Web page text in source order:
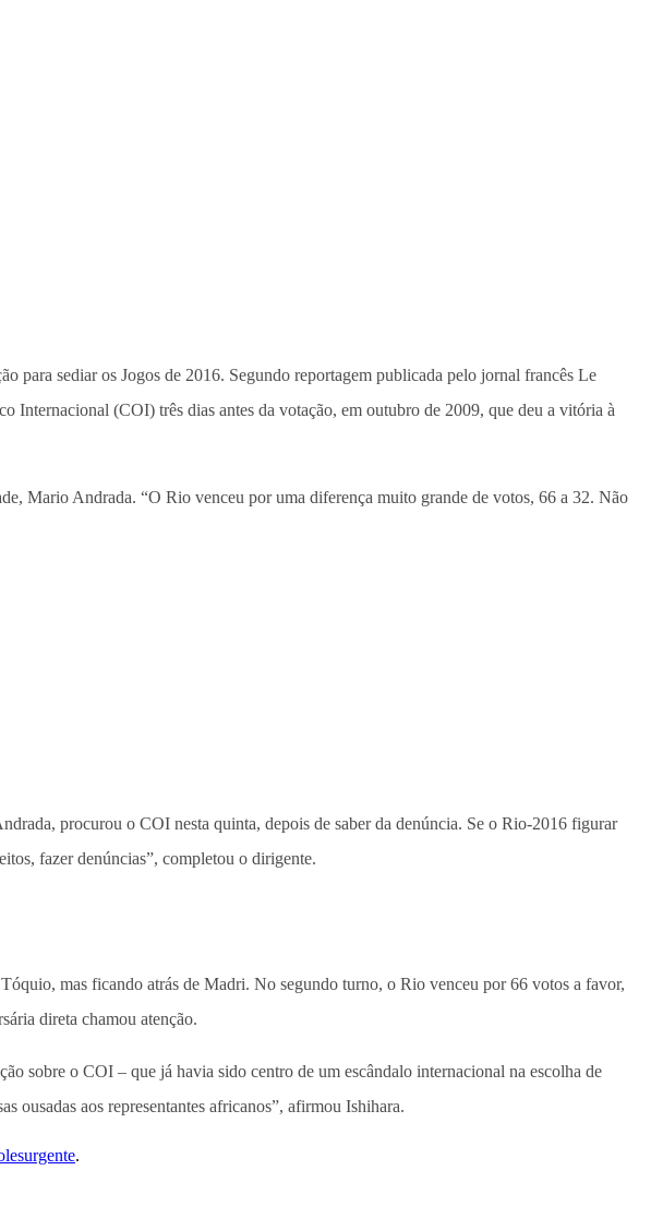
para sediar os Jogos de 2016. Segundo reportagem publicada pelo jornal francês Le
(COI) três dias antes da votação, em outubro de 2009, que deu a vitória à
Mario Andrada. “O Rio venceu por uma diferença muito grande de votos, 66 a 32. Não
procurou o COI nesta quinta, depois de saber da denúncia. Se o Rio-2016 figurar
fazer denúncias”, completou o dirigente.
mas ficando atrás de Madri. No segundo turno, o Rio venceu por 66 votos a favor,
direta chamou atenção.
sobre o COI – que já havia sido centro de um escândalo internacional na escolha de
ousadas aos representantes africanos”, afirmou Ishihara.
.